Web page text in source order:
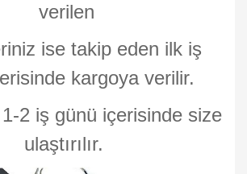
verilen
ise takip eden ilk iş
kargoya verilir.
2 iş günü içerisinde size
ulaştırılır.